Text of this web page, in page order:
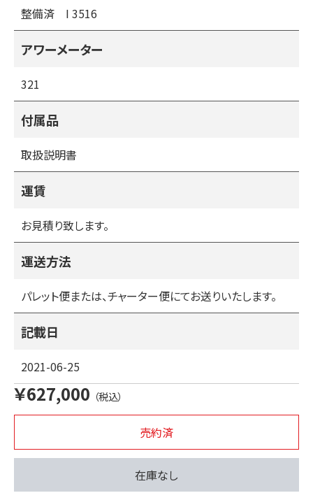
（整備済みの商品は１０項目の点検項目を点検または部品
１・各オイル点検・交換
３・各ワイヤー点検・交換
４・刈刃の交換
５・ブレーキ点検・交換
７・フロントタイヤの縦軸・横軸・刈り取り軸のガタ
８・油漏れ
９・エンジンオイルの交換
整備済 I 3516
アワーメーター
321
付属品
取扱説明書
運賃
お見積り致します。
運送方法
パレット便または、チャーター便にてお送りいたします。
記載日
2021-06-25
￥627,000 （税込）
売約済
在庫なし